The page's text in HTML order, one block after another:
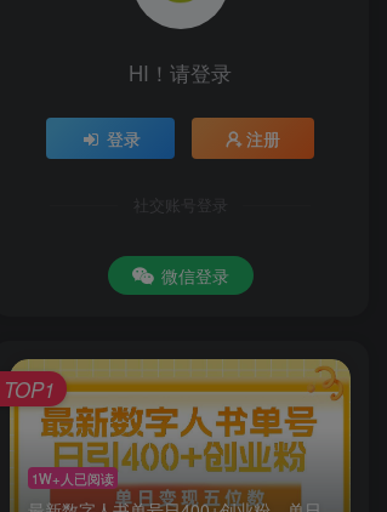
HI！请登录
登录 注册
社交账号登录
微信登录
1W+人已阅读
TOP1